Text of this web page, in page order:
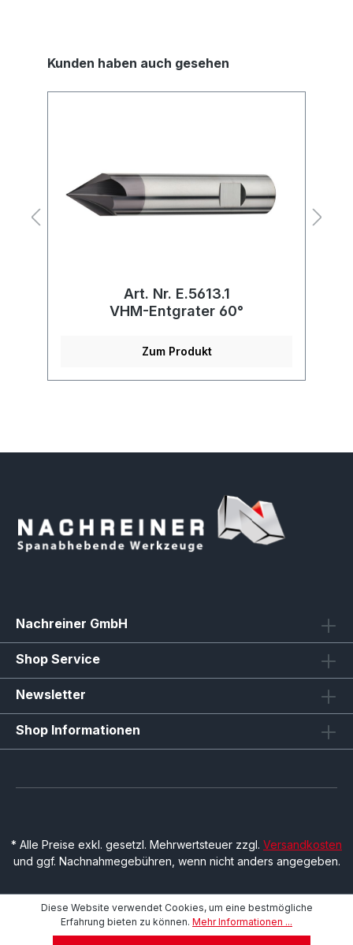
Kunden haben auch gesehen
Art. Nr. E.5613.1
VHM-Entgrater 60°
Zum Produkt
Nachreiner GmbH
Shop Service
Newsletter
Shop Informationen
* Alle Preise exkl. gesetzl. Mehrwertsteuer zzgl. Versandkosten
und ggf. Nachnahmegebühren, wenn nicht anders angegeben.
Diese Website verwendet Cookies, um eine bestmögliche
Erfahrung bieten zu können. Mehr Informationen ...